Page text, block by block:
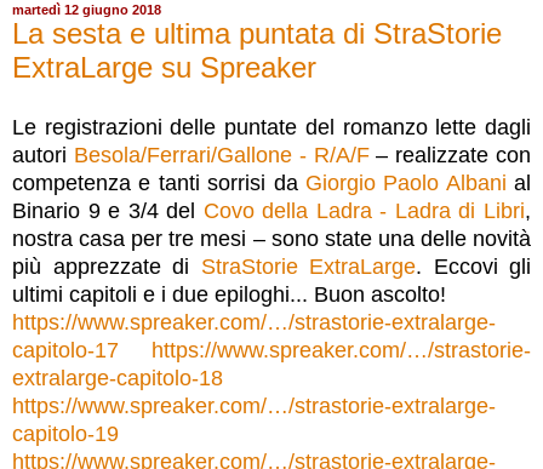
martedì 12 giugno 2018
La sesta e ultima puntata di StraStorie
ExtraLarge su Spreaker
Le registrazioni delle puntate del romanzo lette dagli
autori Besola/Ferrari/Gallone - R/A/F– realizzate con
competenza e tanti sorrisi da Giorgio Paolo Albani al
Binario 9 e 3/4 del Covo della Ladra - Ladra di Libri,
nostra casa per tre mesi – sono state una delle novità
più apprezzate di StraStorie ExtraLarge. Eccovi gli
ultimi capitoli e i due epiloghi... Buon ascolto!
https://www.spreaker.com/…/strastorie-extralarge-
capitolo-17
https://www.spreaker.com/…/strastorie-
extralarge-capitolo-18
https://www.spreaker.com/…/strastorie-extralarge-
capitolo-19
https://www.spreaker.com/…/strastorie-extralarge-